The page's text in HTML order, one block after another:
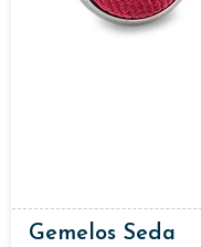
Gemelos Seda